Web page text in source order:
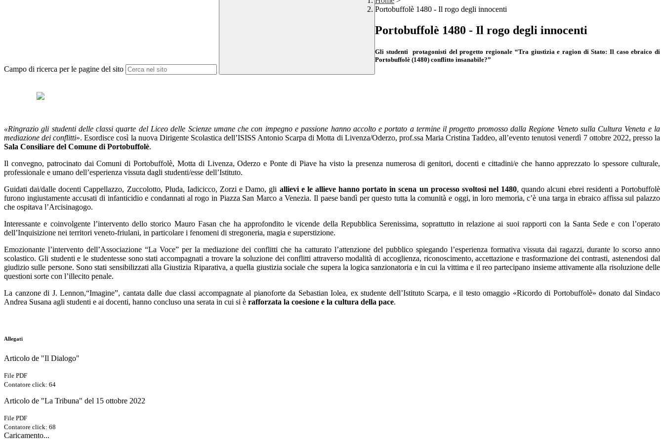
Campo di ricerca per le pagine del sito
Portobuffolè 1480 - Il rogo degli innocenti
Portobuffolè 1480 - Il rogo degli innocenti
Gli studenti protagonisti del progetto regionale “Tra giustizia e ragion di Stato: Il caso ebraico di
Portobuffolè (1480) conflitto insanabile?”
«Ringrazio gli studenti delle classi quarte del Liceo delle Scienze umane che con impegno e passione hanno accolto e portato a termine il progetto promosso dalla Regione Veneto sulla Cultura Veneta e la
mediazione dei conflitti». Esordisce così la nuova Dirigente Scolastica dell’ISISS Antonio Scarpa di Motta di Livenza/Oderzo, prof.ssa Maria Cristina Taddeo, all’evento tenutosi venerdì 7 ottobre 2022, presso la
Sala Consiliare del Comune di Portobuffolè.
Il convegno, patrocinato dai Comuni di Portobuffolè, Motta di Livenza, Oderzo e Ponte di Piave ha visto la presenza numerosa di genitori, docenti e cittadini/e che hanno apprezzato lo spessore culturale,
professionale e umano dell’esperienza vissuta dagli studenti/esse dell’Istituto.
Guidati dai/dalle docenti Cappellazzo, Zuccolotto, Pluda, Iadicicco, Zorzi e Damo, gli allievi e le allieve hanno portato in scena un processo svoltosi nel 1480, quando alcuni ebrei residenti a Portobuffolè
furono ingiustamente accusati di infanticidio e condannati al rogo in Piazza San Marco a Venezia. Il paese bandì per questo tutta la comunità e oggi, in loro memoria, c’è una targa in ebraico affissa sul palazzo
che ospitava l’Arcisinagogo.
Interessante e coinvolgente l’intervento dello storico Mauro Fasan che ha approfondito le vicende della Repubblica Serenissima, soprattutto in relazione ai suoi rapporti con la Santa Sede e con l’operato
dell’Inquisizione nei territori veneto-friulani, in particolare i fenomeni di stregoneria, magia e superstizione.
Emozionante l’intervento dell’Associazione “La Voce” per la mediazione dei conflitti che ha catturato l’attenzione del pubblico spiegando l’esperienza formativa vissuta dai ragazzi, durante lo scorso anno
scolastico. Gli studenti e le studentesse sono stati accompagnati a trovare la soluzione dei conflitti attraverso modalità di accoglienza, riconoscimento, accettazione e trasformazione dei contrasti, astenendosi dal
giudizio sulle persone. Sono stati sensibilizzati alla Giustizia Riparativa, a quella giustizia sociale che supera la logica sanzionatoria e in cui la vittima e il reo partecipano insieme attivamente alla risoluzione delle
questioni sorte con l’illecito penale.
La canzone di J. Lennon,“Imagine”, cantata dalle due classi accompagnate al pianoforte da Sebastian Iolea, ex studente dell’Istituto Scarpa, e il testo omaggio «Ricordo di Portobuffolè» donato dal Sindaco
Andrea Susana agli studenti e ai docenti, hanno concluso una serata in cui si è rafforzata la coesione e la cultura della pace.
Allegati
Articolo de "Il Dialogo"
File PDF
Contatore click: 64
Articolo de "La Tribuna" del 15 ottobre 2022
File PDF
Contatore click: 68
Caricamento...